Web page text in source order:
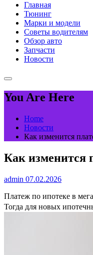
Главная
Тюнинг
Марки и модели
Советы водителям
Обзор авто
Запчасти
Новости
You Are Here
Home
Новости
Как изменится
Как изменится
admin 07.02.2026
Платеж по ипотеке в
Тогда для новых